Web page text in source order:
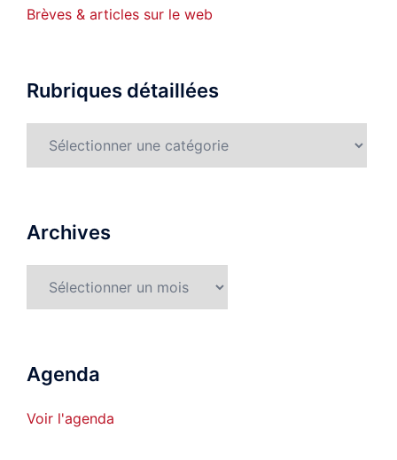
Brèves & articles sur le web
Rubriques détaillées
détaillées
Archives
Agenda
Voir l'agenda